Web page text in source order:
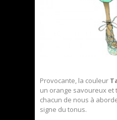
Provocante, la couleur
un orange savoureux et
chacun de nous à
signe du tonus.